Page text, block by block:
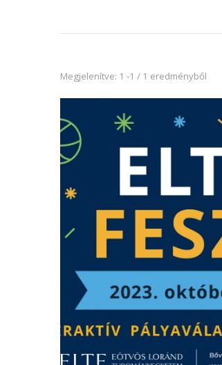
Megjelenítve: 1 -1 / 1 eredményből